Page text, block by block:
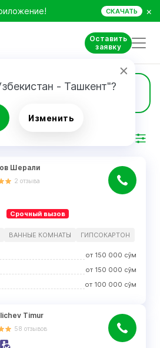
СКАЧАТЬ ×
Оставить
заявку
- Ташкент"?
Изменить
1209
Шерали
2 отзыва
Срочный вызов
ВАННЫЕ КОМНАТЫ ГИПСОКАРТОН
от 150 000 сўм
от 150 000 сўм
от 100 000 сўм
Timur
58 отзывов